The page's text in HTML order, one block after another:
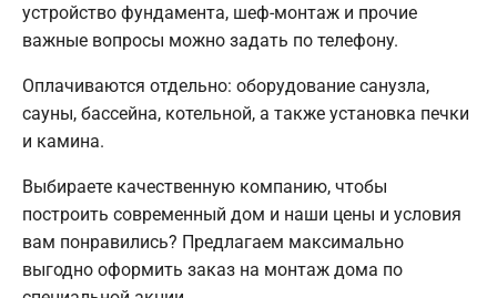
устройство фундамента, шеф-монтаж и прочие
важные вопросы можно задать по телефону.
Оплачиваются отдельно: оборудование санузла,
сауны, бассейна, котельной, а также установка печки
и камина.
Выбираете качественную компанию, чтобы
построить современный дом и наши цены и условия
вам понравились? Предлагаем максимально
выгодно оформить заказ на монтаж дома по